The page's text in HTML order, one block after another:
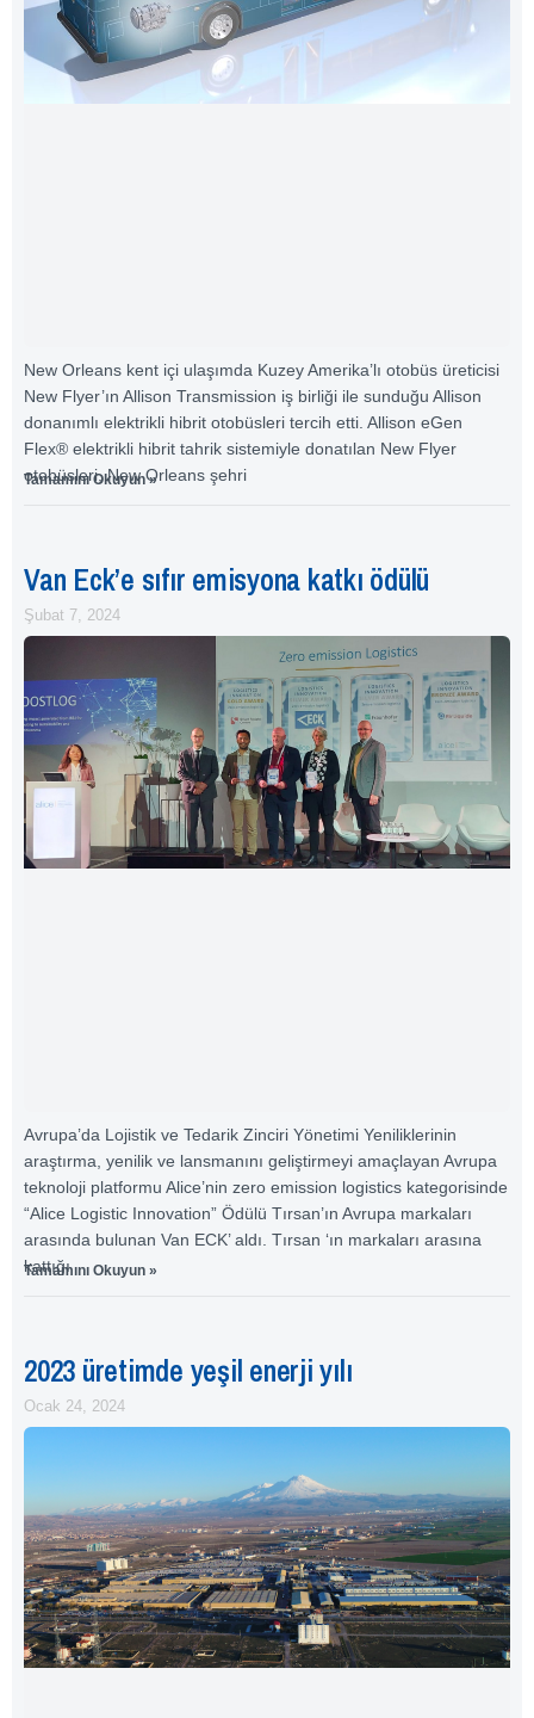
New Orleans kent içi ulaşımda Kuzey Amerika’lı otobüs üreticisi
New Flyer’ın Allison Transmission iş birliği ile sunduğu Allison
donanımlı elektrikli hibrit otobüsleri tercih etti. Allison eGen
Flex® elektrikli hibrit tahrik sistemiyle donatılan New Flyer
otobüsleri, New Orleans şehri
Tamamını Okuyun »
Van Eck’e sıfır emisyona katkı ödülü
Şubat 7, 2024
Avrupa’da Lojistik ve Tedarik Zinciri Yönetimi Yeniliklerinin
araştırma, yenilik ve lansmanını geliştirmeyi amaçlayan Avrupa
teknoloji platformu Alice’nin zero emission logistics kategorisinde
“Alice Logistic Innovation” Ödülü Tırsan’ın Avrupa markaları
arasında bulunan Van ECK’ aldı. Tırsan ‘ın markaları arasına
kattığı
Tamamını Okuyun »
2023 üretimde yeşil enerji yılı
Ocak 24, 2024